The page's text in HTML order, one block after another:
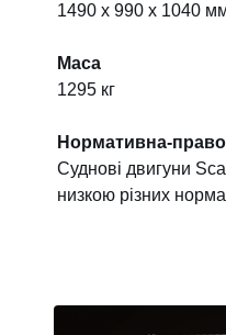
1490 x 990 x 1040
Маса
1295 кг
Нормативна-
Суднові двигуни
низкою різних